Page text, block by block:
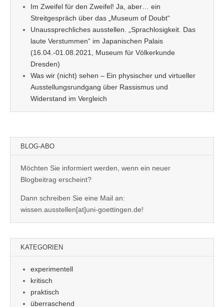
Im Zweifel für den Zweifel! Ja, aber… ein
Streitgespräch über das „Museum of Doubt“
Unaussprechliches ausstellen. „Sprachlosigkeit. Das
laute Verstummen“ im Japanischen Palais
(16.04.-01.08.2021, Museum für Völkerkunde
Dresden)
Was wir (nicht) sehen – Ein physischer und virtueller
Ausstellungsrundgang über Rassismus und
Widerstand im Vergleich
BLOG-ABO
Möchten Sie informiert werden, wenn ein neuer
Blogbeitrag erscheint?
Dann schreiben Sie eine Mail an:
wissen.ausstellen[at]uni-goettingen.de!
KATEGORIEN
experimentell
kritisch
praktisch
überraschend